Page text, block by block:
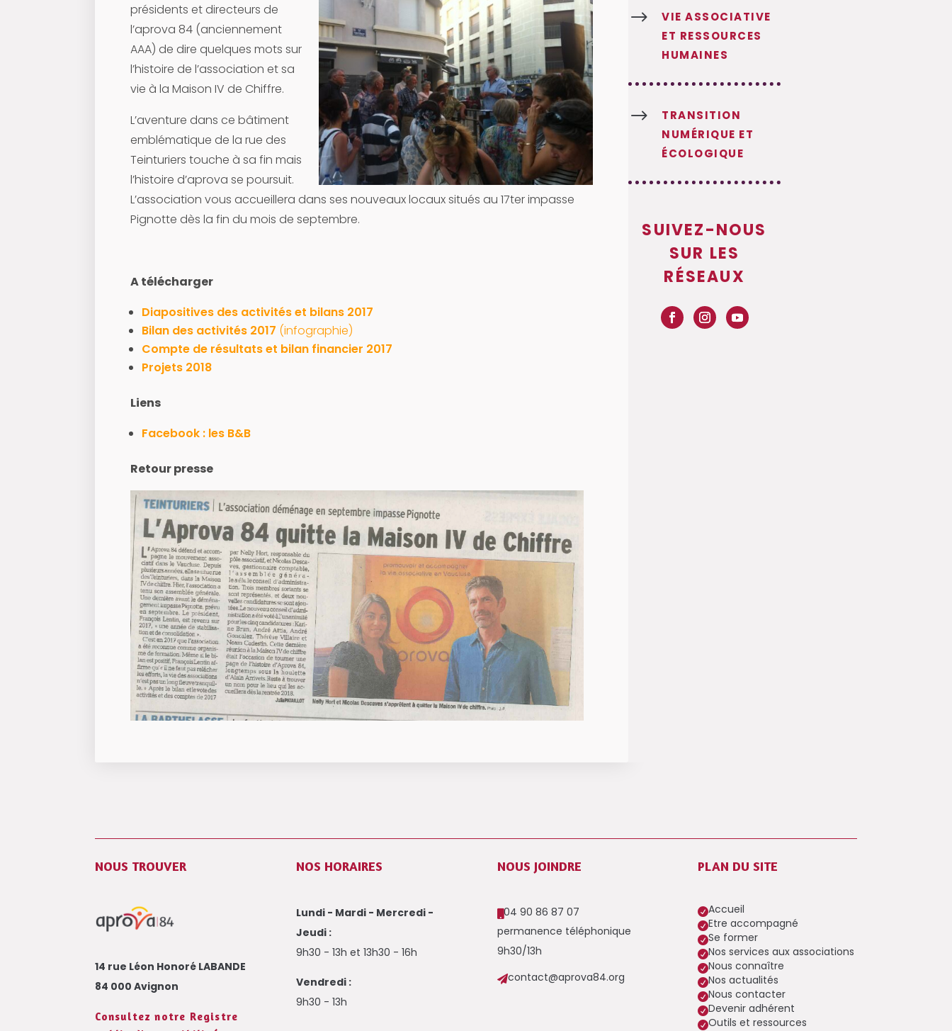
présidents et directeurs de
l’aprova 84 (anciennement
AAA) de dire quelques mots sur
l’histoire de l’association et sa
vie à la Maison IV de Chiffre.
L’aventure dans ce bâtiment
emblématique de la rue des
Teinturiers touche à sa fin mais
l’histoire d’aprova se poursuit.
L’association vous accueillera dans ses nouveaux locaux situés au 17ter impasse
Pignotte dès la fin du mois de septembre.
A télécharger
Diapositives des activités et bilans 2017
Bilan des activités 2017 (infographie)
Compte de résultats et bilan financier 2017
Projets 2018
Liens
Facebook : les B&B
Retour presse
$
VIE ASSOCIATIVE
ET RESSOURCES
HUMAINES
$
TRANSITION
NUMÉRIQUE ET
ÉCOLOGIQUE
SUIVEZ-NOUS
SUR LES
RÉSEAUX
NOUS TROUVER
14 rue Léon Honoré LABANDE
84 000 Avignon
Consultez notre Registre
NOS HORAIRES
Lundi - Mardi - Mercredi -
Jeudi :
9h30 - 13h et 13h30 - 16h
Vendredi :
9h30 - 13h
NOUS JOINDRE
04 90 86 87 07
permanence téléphonique
9h30/13h
contact@aprova84.org
PLAN DU SITE
Accueil
Etre accompagné
Se former
Nos services aux associations
Nous connaître
Nos actualités
Nous contacter
Devenir adhérent
Outils et ressources